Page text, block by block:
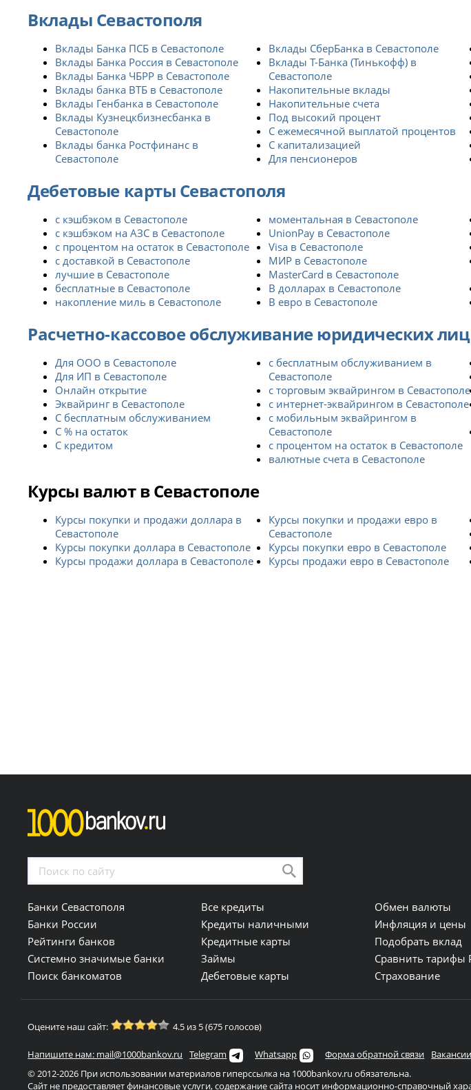
Вклады Севастополя
Вклады Банка ПСБ в Севастополе
Вклады Банка Россия в Севастополе
Вклады Банка ЧБРР в Севастополе
Вклады банка ВТБ в Севастополе
Вклады Генбанка в Севастополе
Вклады Кузнецкбизнесбанка в
Севастополе
Вклады банка Ростфинанс в
Севастополе
Вклады СберБанка в Севастополе
Вклады Т-Банка (Тинькофф) в
Севастополе
Накопительные вклады
Накопительные счета
Под высокий процент
С ежемесячной выплатой процентов
С капитализацией
Для пенсионеров
Дебетовые карты Севастополя
с кэшбэком в Севастополе
с кэшбэком на АЗС в Севастополе
с процентом на остаток в Севастополе
с доставкой в Севастополе
лучшие в Севастополе
бесплатные в Севастополе
накопление миль в Севастополе
моментальная в Севастополе
UnionPay в Севастополе
Visa в Севастополе
МИР в Севастополе
MasterCard в Севастополе
В долларах в Севастополе
В евро в Севастополе
Расчетно-кассовое обслуживание юридических
Для ООО в Севастополе
Для ИП в Севастополе
Онлайн открытие
Эквайринг в Севастополе
С бесплатным обслуживанием
С % на остаток
С кредитом
с бесплатным обслуживанием в
Севастополе
с торговым эквайрингом в Севастополе
с интернет-эквайрингом в Севастополе
с мобильным эквайрингом в
Севастополе
с процентом на остаток в Севастополе
валютные счета в Севастополе
Курсы валют в Севастополе
Курсы покупки и продажи доллара в
Севастополе
Курсы покупки доллара в Севастополе
Курсы продажи доллара в Севастополе
Курсы покупки и продажи евро в
Севастополе
Курсы покупки евро в Севастополе
Курсы продажи евро в Севастополе
Банки Севастополя
Банки России
Рейтинги банков
Системно значимые банки
Поиск банкоматов
Все кредиты
Кредиты наличными
Кредитные карты
Займы
Дебетовые карты
Обмен валюты
Инфляция и цены
Подобрать вклад
Сравнить тарифы
Страхование
Оцените наш сайт: 4.5 из 5 (675 голосов)
Напишите нам: mail@1000bankov.ru Telegram Whatsapp Форма обратной связи Вакансии
© 2012-2026 При использовании материалов гиперссылка на 1000bankov.ru обязательна.
Сайт не предоставляет финансовые услуги, содержание сайта носит информационно-справочный